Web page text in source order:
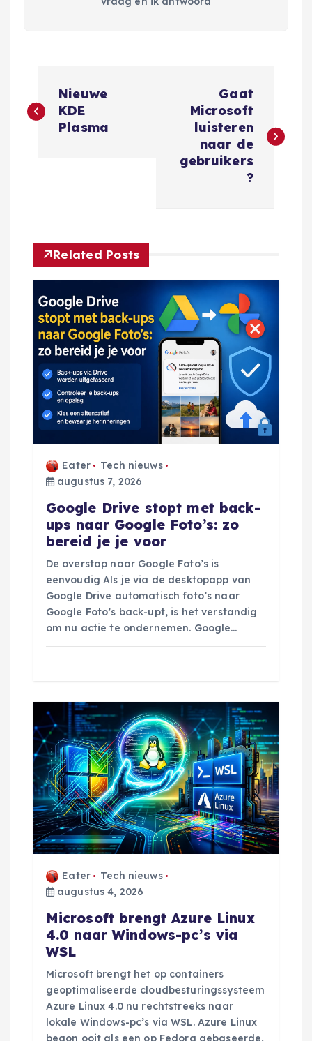
e
h
t
n
a
Nieuwe
KDE
Plasma
Gaat
Microsoft
luisteren
naar de
gebruikers
?
Related Posts
Eater
Tech nieuws
augustus 7, 2026
Google Drive stopt met back-
ups naar Google Foto’s: zo
bereid je je voor
De overstap naar Google Foto’s is
eenvoudig Als je via de desktopapp van
Google Drive automatisch foto’s naar
Google Foto’s back-upt, is het verstandig
om nu actie te ondernemen. Google…
Eater
Tech nieuws
augustus 4, 2026
Microsoft brengt Azure Linux
4.0 naar Windows-pc’s via
WSL
Microsoft brengt het op containers
geoptimaliseerde cloudbesturingssysteem
Azure Linux 4.0 nu rechtstreeks naar
lokale Windows-pc’s via WSL. Azure Linux
begon ooit als een op Fedora gebaseerde,